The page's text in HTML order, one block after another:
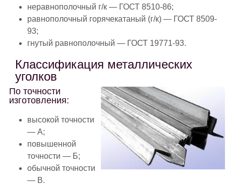
неравнополочный г/к — ГОСТ 8510-86;
равнополочный горячекатаный (г/к) — ГОСТ 8509-
93;
гнутый равнополочный — ГОСТ 19771-93.
Классификация металлических
уголков
По точности
изготовления:
высокой точности
— А;
повышенной
точности — Б;
обычной точности
— B.